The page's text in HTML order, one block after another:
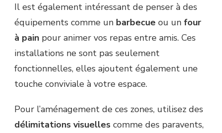
Il est également intéressant de penser à des
équipements comme un barbecue ou un four
à pain pour animer vos repas entre amis. Ces
installations ne sont pas seulement
fonctionnelles, elles ajoutent également une
touche conviviale à votre espace.
Pour l’aménagement de ces zones, utilisez des
délimitations visuelles comme des paravents,